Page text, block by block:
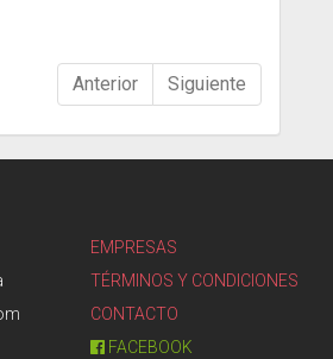
Anterior
Siguiente
EMPRESAS
TÉRMINOS Y CONDICIONES
CONTACTO
FACEBOOK